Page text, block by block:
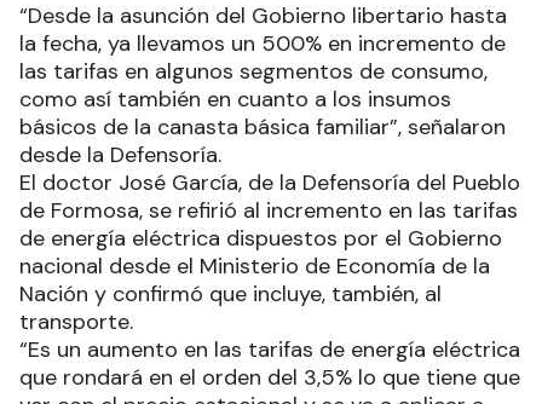
“Desde la asunción del Gobierno libertario hasta
la fecha, ya llevamos un 500% en incremento de
las tarifas en algunos segmentos de consumo,
como así también en cuanto a los insumos
básicos de la canasta básica familiar”, señalaron
desde la Defensoría.
El doctor José García, de la Defensoría del Pueblo
de Formosa, se refirió al incremento en las tarifas
de energía eléctrica dispuestos por el Gobierno
nacional desde el Ministerio de Economía de la
Nación y confirmó que incluye, también, al
transporte.
“Es un aumento en las tarifas de energía eléctrica
que rondará en el orden del 3,5% lo que tiene que